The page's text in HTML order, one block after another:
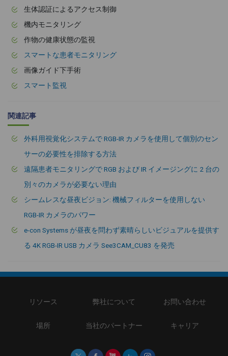
生体認証によるアクセス制御
機内モニタリング
作物の健康状態の監視
スマートな患者モニタリング
画像ガイド下手術
スマート監視
関連記事
外科用視覚化システムで RGB-IR カメラを使用して個別のセン
サーの必要性を排除する方法
遠隔患者モニタリングで RGB および IR イメージングに 2 台の
別々のカメラが必要ない理由
シームレスな昼夜ビジョン: 機械フィルターを使用しない
RGB-IR カメラのパワー
e-con Systems が昼夜を問わず素晴らしいビジュアルを提供す
る 4K RGB-IR USB カメラ See3CAM_CU83 を発売
リソース 弊社について お問い合わせ
場所 当社のパートナー キャリア